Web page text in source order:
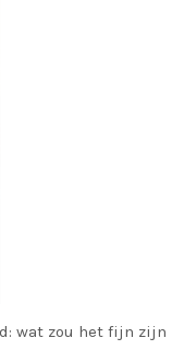
wat zou het fijn zijn